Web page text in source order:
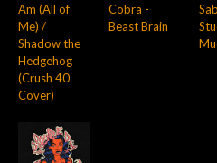
Am (All of
Me) /
Shadow the
Hedgehog
(Crush 40
Cover)
Cobra -
Beast Brain